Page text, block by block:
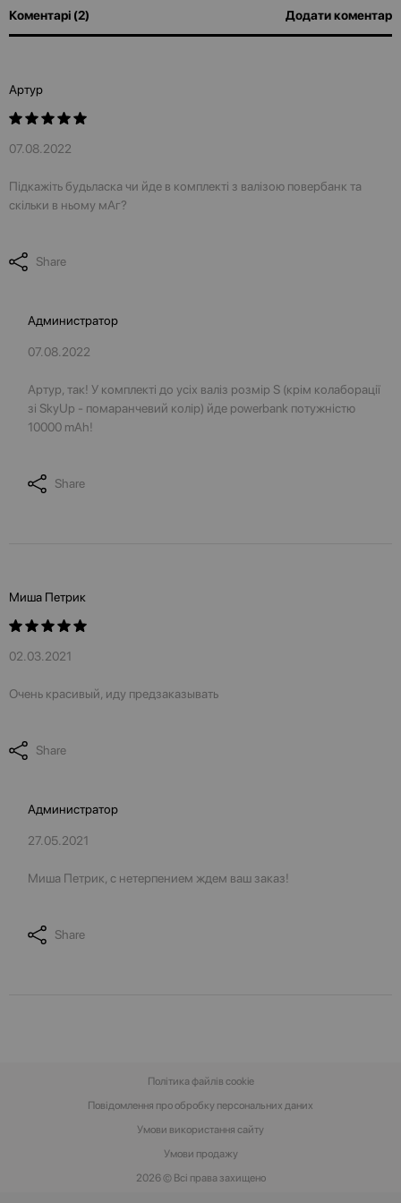
Коментарі (2) Додати коментар
Артур
07.08.2022
Підкажіть будьласка чи йде в комплекті з валізою повербанк та
скільки в ньому мАг?
Share
Администратор
07.08.2022
Артур, так! У комплекті до усіх валіз розмір S (крім колаборації
зі SkyUp - помаранчевий колір) йде powerbank потужністю
10000 mAh!
Share
Миша Петрик
02.03.2021
Очень красивый, иду предзаказывать
Share
Администратор
27.05.2021
Миша Петрик, с нетерпением ждем ваш заказ!
Share
2026 © Всі права захищено
Повідомлення про обробку персональних даних
Умови використання сайту
Умови‌ ‌продажу‌
Політика файлів cookie